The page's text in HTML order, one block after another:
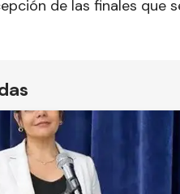
de las finales que